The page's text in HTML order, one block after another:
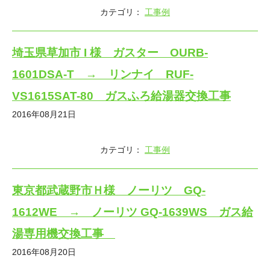
カテゴリ： 工事例
埼玉県草加市 I 様 ガスター OURB-
1601DSA-T → リンナイ RUF-
VS1615SAT-80 ガスふろ給湯器交換工事
2016年08月21日
カテゴリ： 工事例
東京都武蔵野市Ｈ様 ノーリツ GQ-
1612WE → ノーリツ GQ-1639WS ガス給
湯専用機交換工事
2016年08月20日